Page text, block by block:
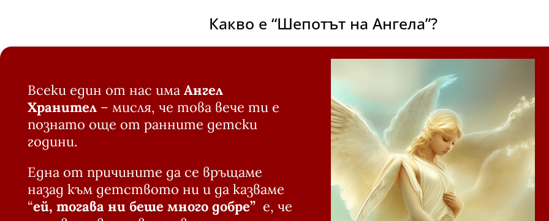
Какво е “Шепотът на Ангела”?
Всеки един от нас има Ангел
Хранител – мисля, че това вече ти е
познато още от ранните детски
години.
Една от причините да се връщаме
назад към детството ни и да казваме
“ей, тогава ни беше много добре” е, че